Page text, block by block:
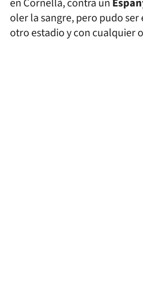
oler la sangre, pero pudo
otro estadio y con cualquier